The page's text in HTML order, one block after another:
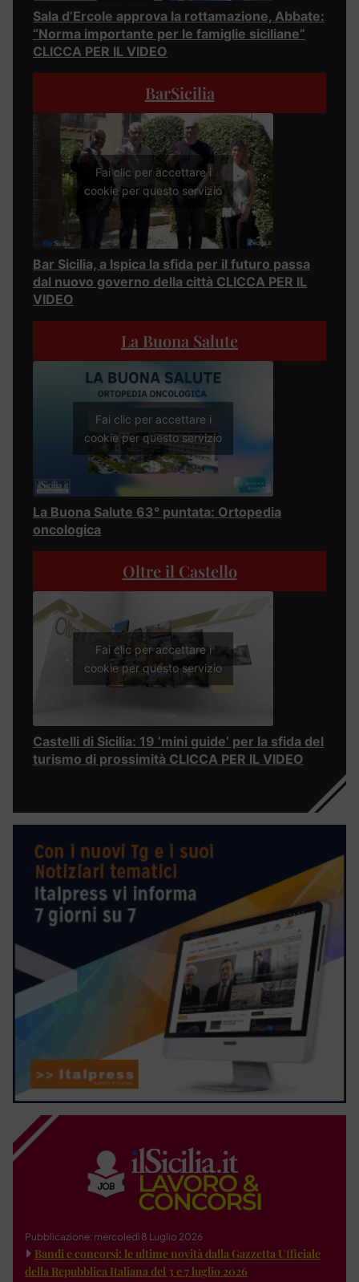
Sala d’Ercole approva la rottamazione, Abbate:
“Norma importante per le famiglie siciliane”
CLICCA PER IL VIDEO
BarSicilia
Fai clic per accettare i
cookie per questo servizio
Bar Sicilia, a Ispica la sfida per il futuro passa
dal nuovo governo della città CLICCA PER IL
VIDEO
La Buona Salute
Fai clic per accettare i
cookie per questo servizio
La Buona Salute 63° puntata: Ortopedia
oncologica
Oltre il Castello
Fai clic per accettare i
cookie per questo servizio
Castelli di Sicilia: 19 ‘mini guide’ per la sfida del
turismo di prossimità CLICCA PER IL VIDEO
Pubblicazione: mercoledì 8 Luglio 2026
Bandi e concorsi: le ultime novità dalla Gazzetta Ufficiale
della Repubblica Italiana del 3 e 7 luglio 2026